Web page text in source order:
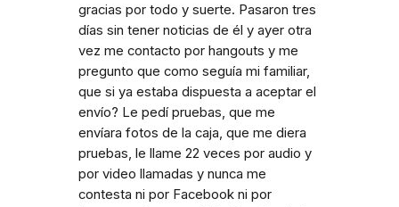
gracias por todo y suerte. Pasaron tres
días sin tener noticias de él y ayer otra
vez me contacto por hangouts y me
pregunto que como seguía mi familiar,
que si ya estaba dispuesta a aceptar el
envío? Le pedí pruebas, que me
envíara fotos de la caja, que me diera
pruebas, le llame 22 veces por audio y
por video llamadas y nunca me
contesta ni por Facebook ni por